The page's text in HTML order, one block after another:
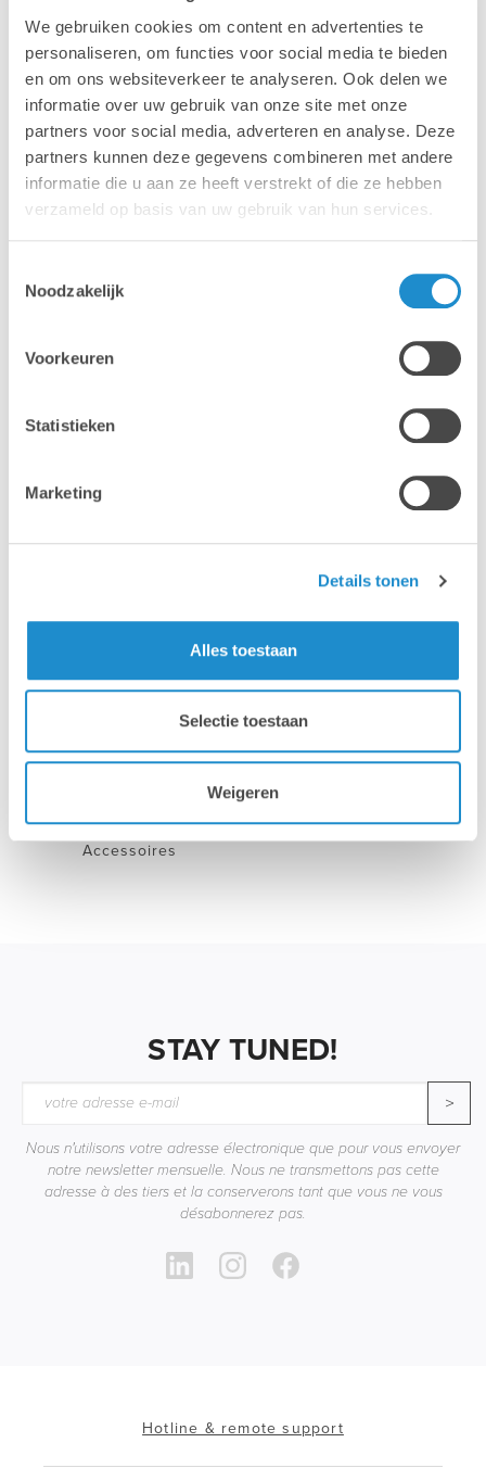
We gebruiken cookies om content en advertenties te
personaliseren, om functies voor social media te bieden
en om ons websiteverkeer te analyseren. Ook delen we
informatie over uw gebruik van onze site met onze
partners voor social media, adverteren en analyse. Deze
partners kunnen deze gegevens combineren met andere
informatie die u aan ze heeft verstrekt of die ze hebben
verzameld op basis van uw gebruik van hun services.
Noodzakelijk
Voorkeuren
Statistieken
Marketing
Details tonen
Alles toestaan
Selectie toestaan
Weigeren
d'Adobe Creative Cloud.
Ci-dessous un aperçu des centres de formation :
Lab9 Pro Courtrai
Lab9 Pro Hasselt
Lab9 Pro Anvers
Salles de cours dans les magasins Lab9 à Bruxelles,
Bruges, Alost et Liège
Accessoires
STAY TUNED!
>
Nous n'utilisons votre adresse électronique que pour vous envoyer
notre newsletter mensuelle. Nous ne transmettons pas cette
adresse à des tiers et la conserverons tant que vous ne vous
désabonnerez pas.
Hotline & remote support